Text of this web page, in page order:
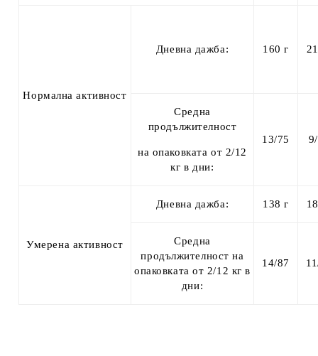
Нормална активност
Дневна дажба: 160 г
Средна
продължителност
на опаковката от 2/12
кг в дни:
13/75
Умерена активност
Дневна дажба: 138 г
Средна
продължителност на
опаковката от 2/12 кг в
дни:
14/87